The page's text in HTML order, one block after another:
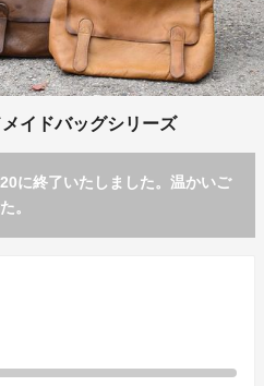
イドバッグシリーズ
に終了いたしました。温かいご
。